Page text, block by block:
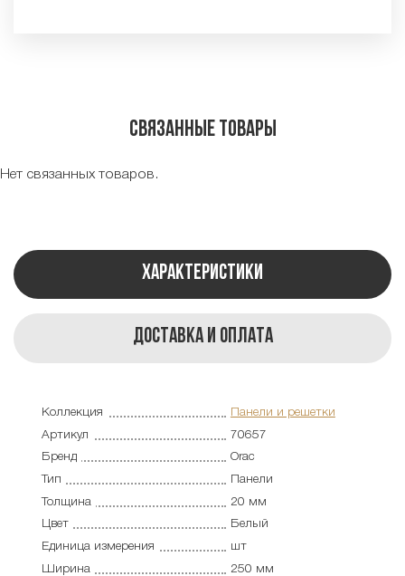
Связанные товары
Нет связанных товаров.
Характеристики
Доставка и оплата
Коллекция
Панели и решетки
Артикул
70657
Бренд
Orac
Тип
Панели
Толщина
20 мм
Цвет
Белый
Единица измерения
шт
Ширина
250 мм